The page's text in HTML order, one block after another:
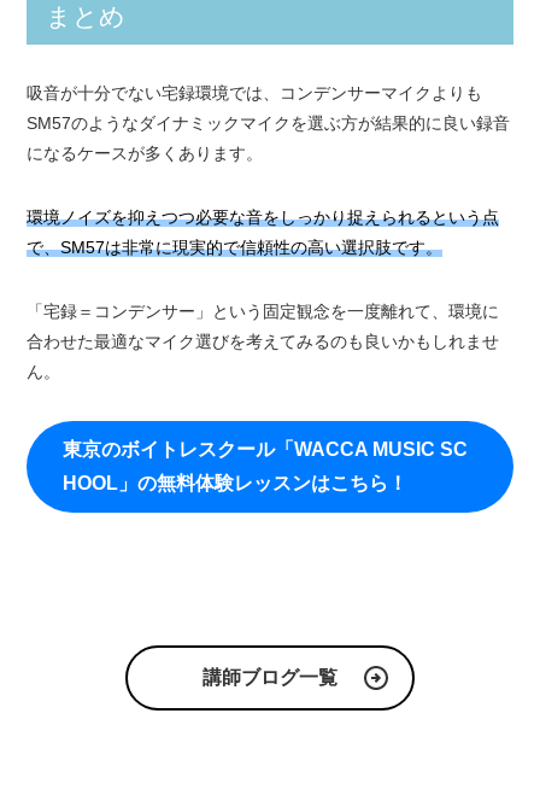
まとめ
吸音が十分でない宅録環境では、コンデンサーマイクよりも
SM57のようなダイナミックマイクを選ぶ方が結果的に良い録音
になるケースが多くあります。
環境ノイズを抑えつつ必要な音をしっかり捉えられるという点
で、SM57は非常に現実的で信頼性の高い選択肢です。
「宅録＝コンデンサー」という固定観念を一度離れて、環境に
合わせた最適なマイク選びを考えてみるのも良いかもしれませ
ん。
東京のボイトレスクール「WACCA MUSIC SC
HOOL」の無料体験レッスンはこちら！
講師ブログ一覧